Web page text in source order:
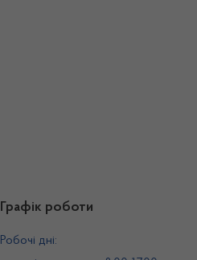
Графік роботи
Робочі дні: